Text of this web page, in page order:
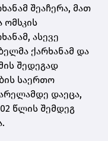
შეაჩერა, მათ
ომსკის
ასევე
ქარხანამ და
შედეგად
საერთო
დაეცა,
წლის შემდეგ